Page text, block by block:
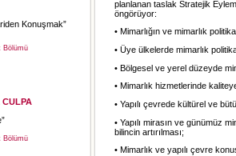
Konuşmak”
Bölümü
CULPA
Bölümü
planlanan taslak Stratejik Eylem
öngörüyor:
• Mimarlığın ve mimarlık
• Üye ülkelerde mimarlık
• Bölgesel ve yerel düzeyde
• Mimarlık hizmetlerinde
• Yapılı çevrede kültürel ve
• Yapılı mirasın ve günümüz
bilincin artırılması;
• Mimarlık ve yapılı çevre